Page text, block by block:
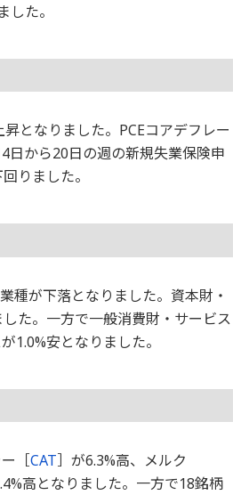
た。
となりました。PCEコアデフレー
日から20日の週の新規失業保険申
りました。
種が下落となりました。資本財・
た。一方で一般消費財・サービス
1.0%安となりました。
［CAT］が6.3%高、メルク
高となりました。一方で18銘柄